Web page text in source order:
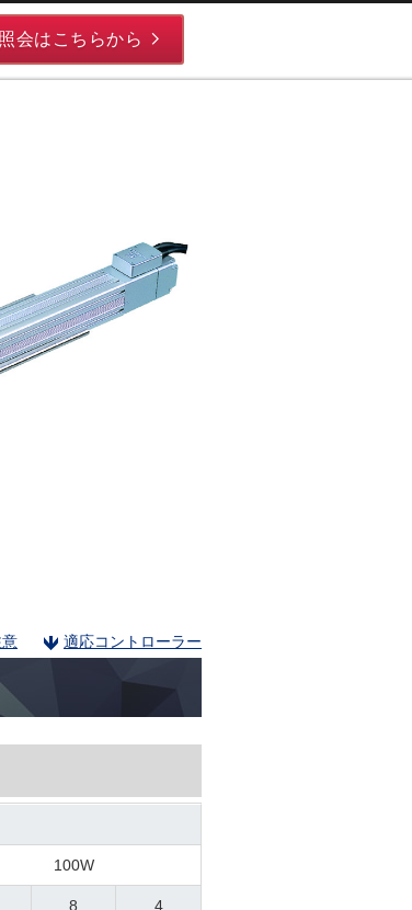
会はこちらから
適応コントローラー
100W
8 4